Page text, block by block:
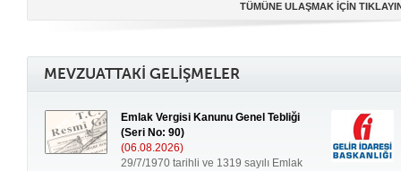
TÜMÜNE ULAŞMAK İÇİN
MEVZUATTAKİ GELİŞMELER
Emlak Vergisi Kanunu Genel Tebliği
(Seri No: 90)
(06.08.2026)
29/7/1970 tarihli ve 1319 sayılı Emlak